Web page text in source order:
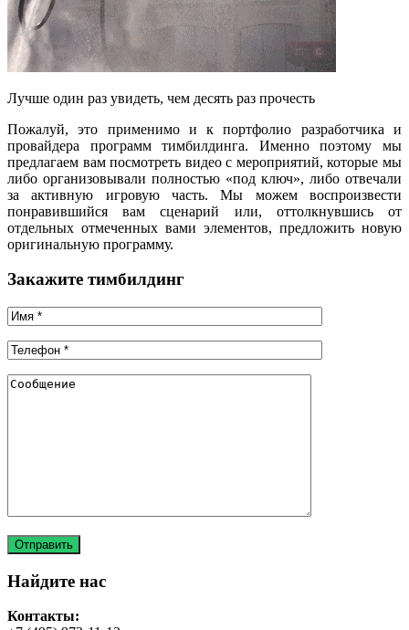
Лучше один раз увидеть, чем десять раз прочесть
Пожалуй, это применимо и к портфолио разработчика и
провайдера программ тимбилдинга. Именно поэтому мы
предлагаем вам посмотреть видео с мероприятий, которые мы
либо организовывали полностью «под ключ», либо отвечали
за активную игровую часть. Мы можем воспроизвести
понравившийся вам сценарий или, оттолкнувшись от
отдельных отмеченных вами элементов, предложить новую
оригинальную программу.
Закажите тимбилдинг
Найдите нас
Контакты: